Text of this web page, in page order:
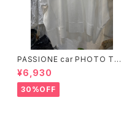
PASSIONE car PHOTO Tシ
ャツ 【626939】
¥6,930
30%OFF